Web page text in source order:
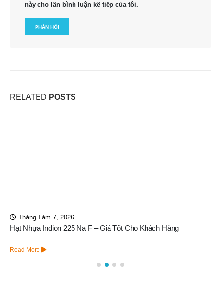
này cho lần bình luận kế tiếp của tôi.
RELATED POSTS
Tháng Tám 7, 2026
Hạt Nhựa Indion 225 Na F – Giá Tốt Cho Khách Hàng
Read More